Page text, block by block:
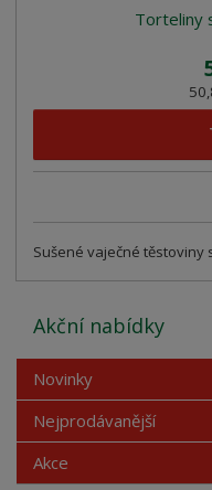
Torteliny
Sušené vaječné těstoviny
Akční nabídky
Novinky
Nejprodávanější
Akce